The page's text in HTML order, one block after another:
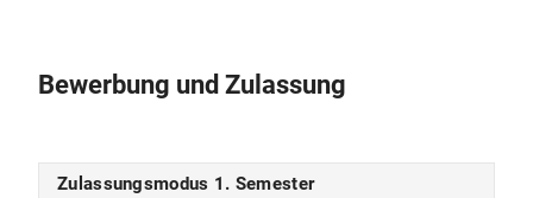
Studienbeginn
Studiensprache
Bewerbung und Zulassung
Zulassungsmodus 1. Semester